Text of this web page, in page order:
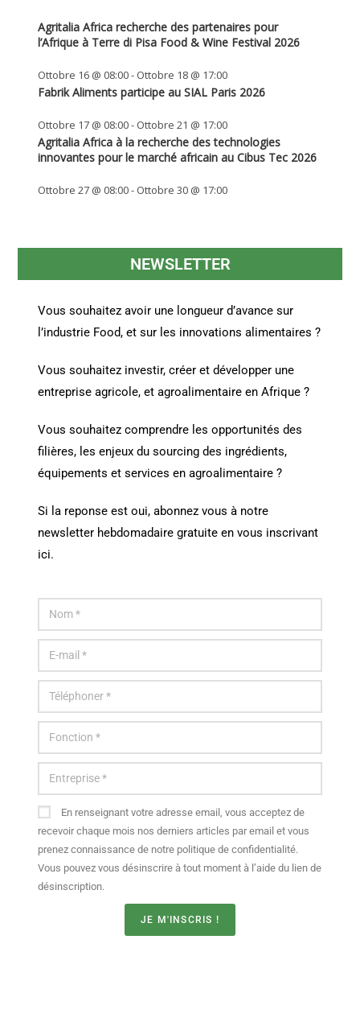
Agritalia Africa recherche des partenaires pour
l’Afrique à Terre di Pisa Food & Wine Festival 2026
Ottobre 16 @ 08:00- Ottobre 18 @ 17:00
Fabrik Aliments participe au SIAL Paris 2026
Ottobre 17 @ 08:00- Ottobre 21 @ 17:00
Agritalia Africa à la recherche des technologies
innovantes pour le marché africain au Cibus Tec 2026
Ottobre 27 @ 08:00- Ottobre 30 @ 17:00
NEWSLETTER
Vous souhaitez avoir une longueur d’avance sur
l’industrie Food, et sur les innovations alimentaires ?
Vous souhaitez investir, créer et développer une
entreprise agricole, et agroalimentaire en Afrique ?
Vous souhaitez comprendre les opportunités des
filières, les enjeux du sourcing des ingrédients,
équipements et services en agroalimentaire ?
Si la reponse est oui, abonnez vous à notre
newsletter hebdomadaire gratuite en vous inscrivant
ici.
En renseignant votre adresse email, vous acceptez de
recevoir chaque mois nos derniers articles par email et vous
prenez connaissance de notre politique de confidentialité.
Vous pouvez vous désinscrire à tout moment à l’aide du lien de
désinscription.
JE M'INSCRIS !